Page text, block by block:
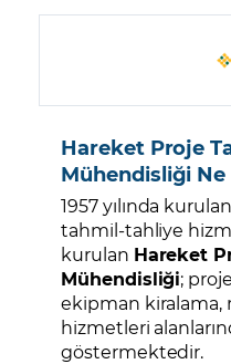
Hareket Proje
Mühendisliği Ne
1957 yılında
tahmil-tahliye
kurulan Hareket
Mühendisliği;
ekipman kiralama,
hizmetleri
göstermektedir.